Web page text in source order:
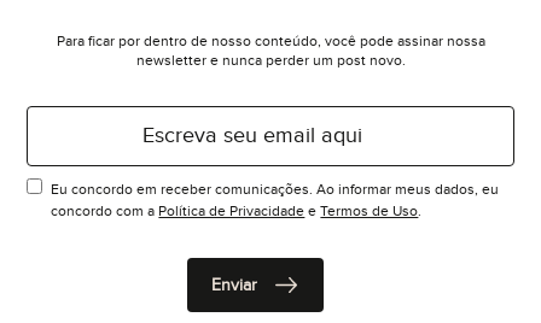
Para ficar por dentro de nosso conteúdo, você pode assinar nossa
newsletter e nunca perder um post novo.
Eu concordo em receber comunicações. Ao informar meus dados, eu
concordo com a Política de Privacidade eTermos de Uso